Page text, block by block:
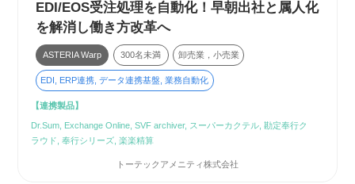
EDI/EOS受注処理を自動化！早朝出社と属人化
を解消し働き方改革へ
ASTERIA Warp 300名未満 卸売業，小売業
EDI, ERP連携, データ連携基盤, 業務自動化
【連携製品】
Dr.Sum, Exchange Online, SVF archiver, スーパーカクテル, 勘定奉行ク
ラウド, 奉行シリーズ, 楽楽精算
トーテックアメニティ株式会社